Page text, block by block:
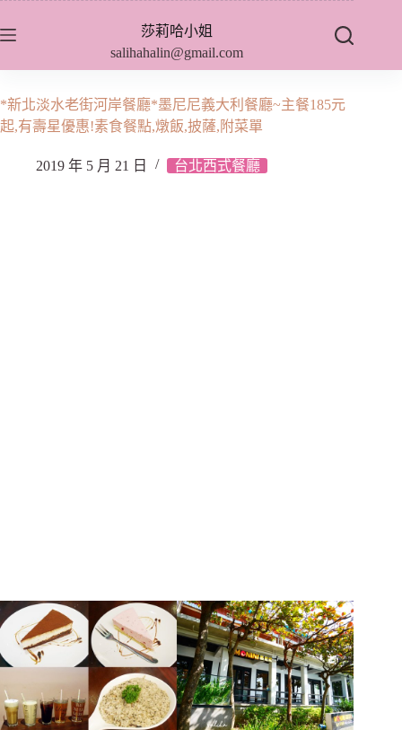
至
內
容
莎莉哈小姐
salihahalin@gmail.com
*新北淡水老街河岸餐廳*墨尼尼義大利餐廳~主餐185元
起,有壽星優惠!素食餐點,燉飯,披薩,附菜單
2019 年 5 月 21 日 台北西式餐廳